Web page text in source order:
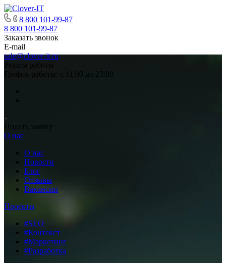
8 800 101-99-87
8 800 101-99-87
Заказать звонок
E-mail
sale@clover-it.ru
Подать заявку
О нас
О нас
Новости
Блог
Отзывы
Вакансии
Проекты
#SEO
#Контекст
#Маркетинг
#Разработка